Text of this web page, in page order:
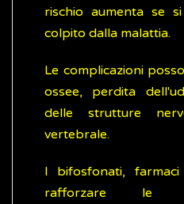
rischio aumenta se
colpito dalla malattia.
Le complicazioni
ossee, perdita
delle strutture
vertebrale.
I bifosfonati,
rafforzare le